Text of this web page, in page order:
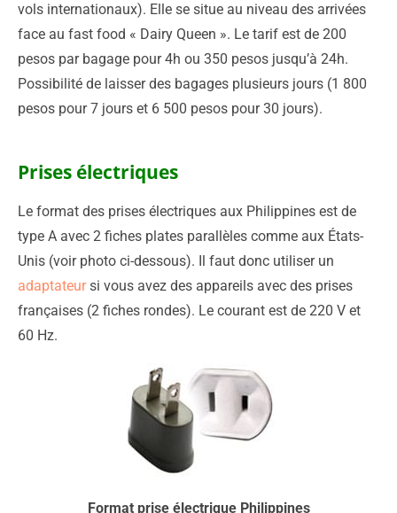
vols internationaux). Elle se situe au niveau des arrivées
face au fast food « Dairy Queen ». Le tarif est de 200
pesos par bagage pour 4h ou 350 pesos jusqu’à 24h.
Possibilité de laisser des bagages plusieurs jours (1 800
pesos pour 7 jours et 6 500 pesos pour 30 jours).
Prises électriques
Le format des prises électriques aux Philippines est de
type A avec 2 fiches plates parallèles comme aux États-
Unis (voir photo ci-dessous). Il faut donc utiliser un
adaptateursi vous avez des appareils avec des prises
françaises (2 fiches rondes). Le courant est de 220 V et
60 Hz.
Format prise électrique Philippines